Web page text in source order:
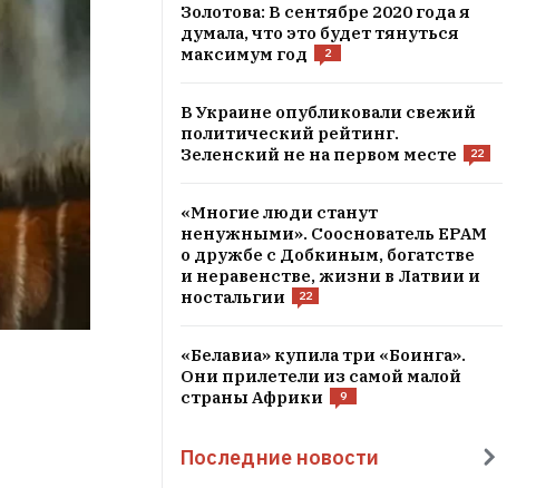
Золотова: В сентябре 2020 года я
думала, что это будет тянуться
максимум год
2
В Украине опубликовали свежий
политический рейтинг.
Зеленский не на первом месте
22
«Многие люди станут
ненужными». Сооснователь EPAM
о дружбе с Добкиным, богатстве
и неравенстве, жизни в Латвии и
ностальгии
22
«Белавиа» купила три «Боинга».
Они прилетели из самой малой
страны Африки
9
Последние новости